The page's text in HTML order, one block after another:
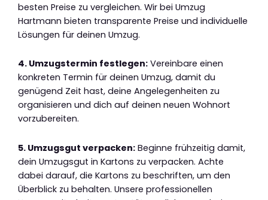
besten Preise zu vergleichen. Wir bei Umzug
Hartmann bieten transparente Preise und individuelle
Lösungen für deinen Umzug.
4. Umzugstermin festlegen: Vereinbare einen
konkreten Termin für deinen Umzug, damit du
genügend Zeit hast, deine Angelegenheiten zu
organisieren und dich auf deinen neuen Wohnort
vorzubereiten.
5. Umzugsgut verpacken: Beginne frühzeitig damit,
dein Umzugsgut in Kartons zu verpacken. Achte
dabei darauf, die Kartons zu beschriften, um den
Überblick zu behalten. Unsere professionellen